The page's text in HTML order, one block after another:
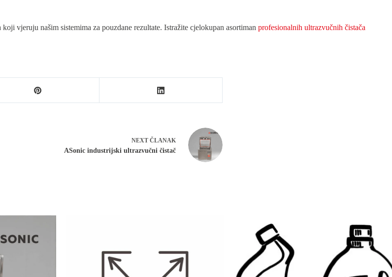
vjeruju našim sistemima za pouzdane rezultate. Istražite cjelokupan asortiman profesionalnih ultrazvučnih čistača
NEXT ČLANAK
ASonic industrijski ultrazvučni čistač